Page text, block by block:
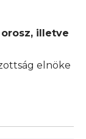
illetve
elnöke